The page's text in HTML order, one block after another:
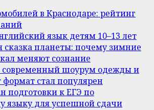
в Краснодаре: рейтинг
язык детям 10–13 лет
сказка планеты: почему зимние
меняют сознание
современный шоурум одежды и
формат стал популярен
подготовки к ЕГЭ по
языку для успешной сдачи